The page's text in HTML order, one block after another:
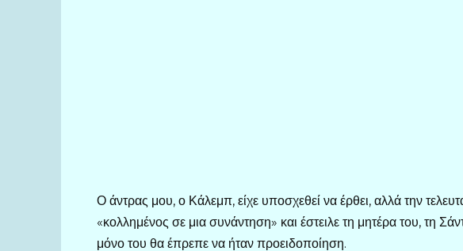
Ο άντρας μου, ο Κάλεμπ, είχε υποσχεθεί να έρθει, αλλά την
«κολλημένος σε μια συνάντηση» και έστειλε τη μητέρα του, τη
μόνο του θα έπρεπε να ήταν προειδοποίηση.